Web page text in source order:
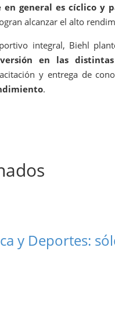
general es cíclico y
alcanzar el alto
integral, Biehl
en las distintas
y entrega de
.
y Deportes: